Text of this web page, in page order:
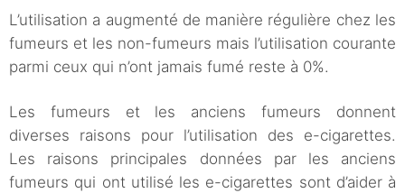
L’utilisation a augmenté de manière régulière chez les
fumeurs et les non-fumeurs mais l’utilisation courante
parmi ceux qui n’ont jamais fumé reste à 0%.
Les fumeurs et les anciens fumeurs donnent
diverses raisons pour l’utilisation des e-cigarettes.
Les raisons principales données par les anciens
fumeurs qui ont utilisé les e-cigarettes sont d’aider à